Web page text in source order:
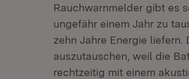
Rauchwarnmelder gibt es
ungefähr einem Jahr zu
zehn Jahre Energie
auszutauschen, weil die
rechtzeitig mit einem